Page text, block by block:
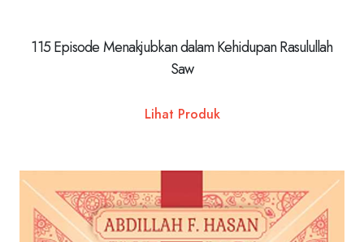
115 Episode Menakjubkan dalam Kehidupan Rasulullah
Saw
Lihat Produk